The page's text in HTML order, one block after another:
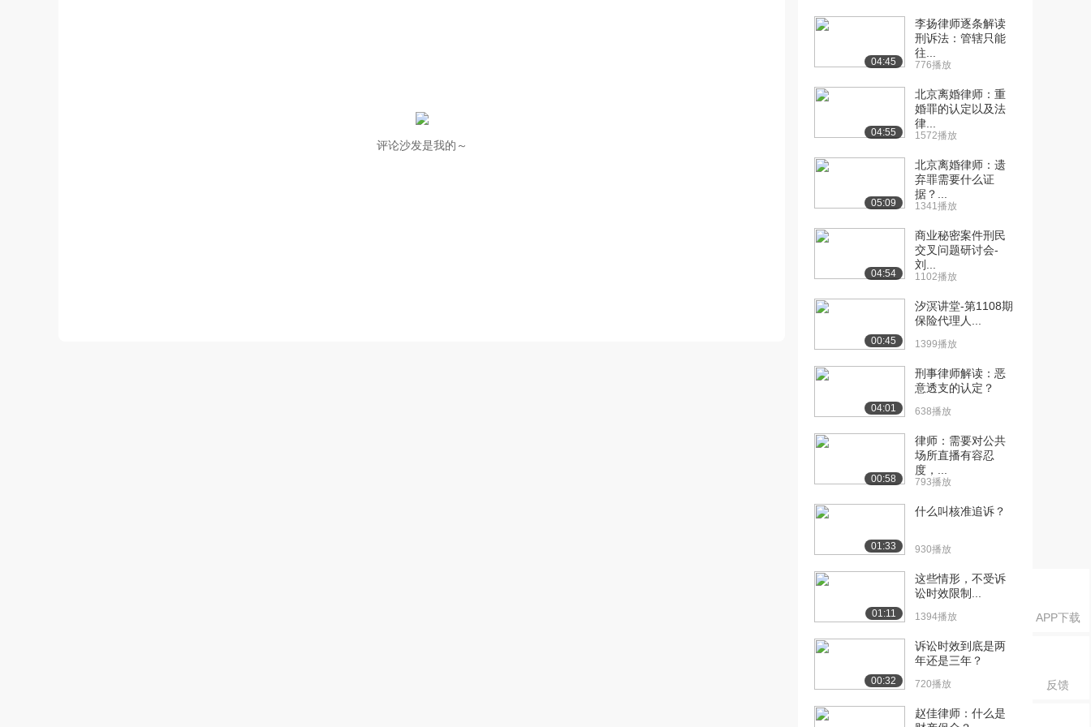
APP下载
反馈
评论沙发是我的～
翔：行为对象、危...
[11] 中国政法大学教授罗
翔：因果关系
[12] 中国政法大学教授罗
翔：构成要件故意
7.3万播放
[13] 中国政法大学教授罗
6.0万播放
[14] 中国政法大学教授罗
6.8万播放
[15] 中国政法大学教授罗
翔：构成要件的事...
6.3万播放
翔：特殊的主观构...
4.6万播放
[17] 中国政法大学教授罗
翔：正当防卫（上...
48:37
翔：正当防卫（下...
[19] 中国政法大学教授罗
翔：紧急避险
[20] 中国政法大学教授罗
翔：其他违法阻却...
5.1万播放
[21] 中国政法大学教授罗 25:06
04:45
李扬律师逐条解读
刑诉法：管辖只能
往...
776播放
04:55
北京离婚律师：重
婚罪的认定以及法
律...
1572播放
05:09
北京离婚律师：遗
弃罪需要什么证
据？...
1341播放
04:54
商业秘密案件刑民
交叉问题研讨会-
刘...
1102播放
00:45
汐溟讲堂-第1108期
保险代理人...
1399播放
04:01
刑事律师解读：恶
意透支的认定？
638播放
00:58
律师：需要对公共
场所直播有容忍
度，...
793播放
01:33
什么叫核准追诉？
930播放
01:11
这些情形，不受诉
讼时效限制...
1394播放
00:32
诉讼时效到底是两
年还是三年？
720播放
赵佳律师：什么是